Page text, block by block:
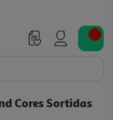
Cores Sortidas